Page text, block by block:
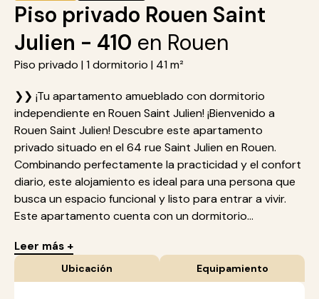
Piso privado Rouen Saint
Julien - 410 en Rouen
Piso privado | 1 dormitorio | 41 m²
❯❯ ¡Tu apartamento amueblado con dormitorio
independiente en Rouen Saint Julien! ¡Bienvenido a
Rouen Saint Julien! Descubre este apartamento
privado situado en el 64 rue Saint Julien en Rouen.
Combinando perfectamente la practicidad y el confort
diario, este alojamiento es ideal para una persona que
busca un espacio funcional y listo para entrar a vivir.
Este apartamento cuenta con un dormitorio...
Leer más +
Ubicación Equipamiento